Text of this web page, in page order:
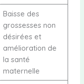
Baisse des
grossesses non
désirées et
amélioration de
la santé
maternelle